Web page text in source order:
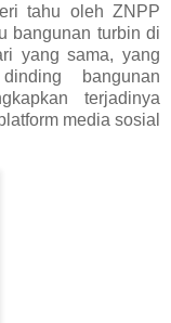
tahu oleh ZNPP
bangunan turbin di
yang sama, yang
bangunan
terjadinya
media sosial